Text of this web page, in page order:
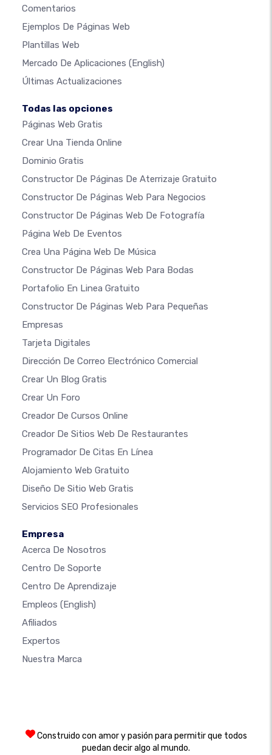
Comentarios
Ejemplos De Páginas Web
Plantillas Web
Mercado De Aplicaciones (English)
Últimas Actualizaciones
Todas las opciones
Páginas Web Gratis
Crear Una Tienda Online
Dominio Gratis
Constructor De Páginas De Aterrizaje Gratuito
Constructor De Páginas Web Para Negocios
Constructor De Páginas Web De Fotografía
Página Web De Eventos
Crea Una Página Web De Música
Constructor De Páginas Web Para Bodas
Portafolio En Linea Gratuito
Constructor De Páginas Web Para Pequeñas
Empresas
Tarjeta Digitales
Dirección De Correo Electrónico Comercial
Crear Un Blog Gratis
Crear Un Foro
Creador De Cursos Online
Creador De Sitios Web De Restaurantes
Programador De Citas En Línea
Alojamiento Web Gratuito
Diseño De Sitio Web Gratis
Servicios SEO Profesionales
Empresa
Acerca De Nosotros
Centro De Soporte
Centro De Aprendizaje
Empleos (English)
Afiliados
Expertos
Nuestra Marca
Construido con amor y pasión para permitir que todos
puedan decir algo al mundo.